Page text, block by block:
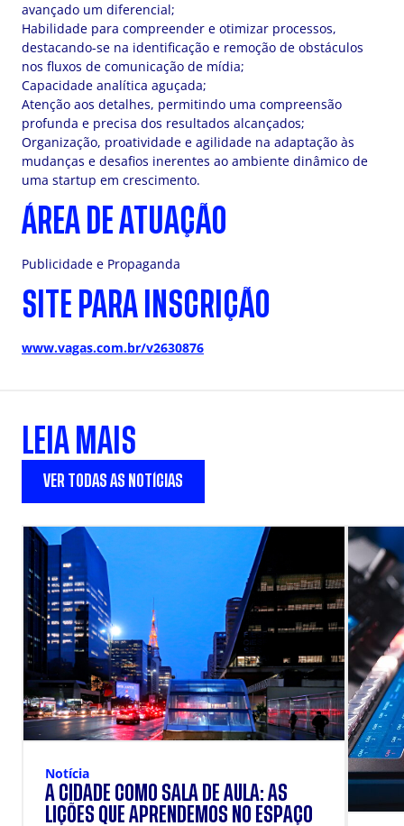
avançado um diferencial;
Habilidade para compreender e otimizar processos,
destacando-se na identificação e remoção de obstáculos
nos fluxos de comunicação de mídia;
Capacidade analítica aguçada;
Atenção aos detalhes, permitindo uma compreensão
profunda e precisa dos resultados alcançados;
Organização, proatividade e agilidade na adaptação às
mudanças e desafios inerentes ao ambiente dinâmico de
uma startup em crescimento.
ÁREA DE ATUAÇÃO
Publicidade e Propaganda
SITE PARA INSCRIÇÃO
www.vagas.com.br/v2630876
LEIA MAIS
VER TODAS AS NOTÍCIAS
Notícia
A CIDADE COMO SALA DE AULA: AS
LIÇÕES QUE APRENDEMOS NO ESPAÇO